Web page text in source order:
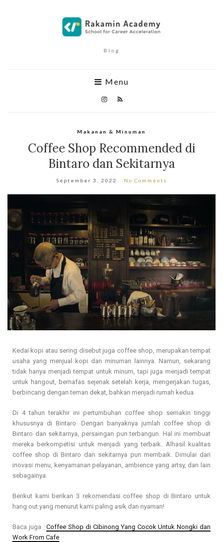
Blog
Menu
Makanan & Minuman
Coffee Shop Recommended di
Bintaro dan Sekitarnya
September 3, 2022 No Comments
Kedai kopi atau sering disebut juga coffee shop, merupakan tempat
usaha yang menjual kopi dan minuman lainnya. Namun, sekarang
tidak hanya menjadi tempat untuk minum, tapi juga menjadi tempat
untuk hangout, bernafas sejenak setelah kerja, mengerjakan tugas,
berbincang dengan teman dekat, bahkan menjadi rumah kedua.
Di 4 tahun terakhir ini pertumbuhan coffee shop semakin tinggi
khususnya di Bintaro. Dengan banyaknya jumlah coffee shop di
Bintaro dan sekitarnya, persaingan pun terbangun. Hal ini membuat
mereka berkompetisi untuk menjadi yang terbaik. Alhasil kualitas
coffee shop di Bintaro dan sekitarnya pun membaik. Dimulai dari
inovasi menu, kenyamanan pelayanan, ambience yang artsy, dan lain
sebagainya.
Berikut kami berikan 3 rekomendasi coffee shop di Bintaro untuk
hang out yang menurut kami paling asik dan nyaman!
Baca juga :Coffee Shop di Cibinong Yang Cocok Untuk Nongki dan
Work From Cafe